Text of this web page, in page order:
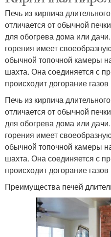
Печь из кирпича
отличается от обычной
для обогрева дома или
горения имеет
обычной топочной камеры
шахта. Она соединяется с
происходит догорание газов
Печь из кирпича
отличается от обычной
для обогрева дома или
горения имеет
обычной топочной камеры
шахта. Она соединяется с
происходит догорание газов
Преимущества печей